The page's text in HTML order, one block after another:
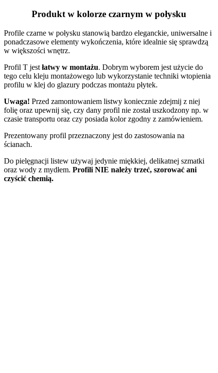
Produkt w kolorze czarnym w połysku
Profile czarne w połysku stanowią bardzo eleganckie, uniwersalne i
ponadczasowe elementy wykończenia, które idealnie się sprawdzą
w większości wnętrz.
Profil T jest łatwy w montażu. Dobrym wyborem jest użycie do
tego celu kleju montażowego lub wykorzystanie techniki wtopienia
profilu w klej do glazury podczas montażu płytek.
Uwaga! Przed zamontowaniem listwy koniecznie zdejmij z niej
folię oraz upewnij się, czy dany profil nie został uszkodzony np. w
czasie transportu oraz czy posiada kolor zgodny z zamówieniem.
Prezentowany profil przeznaczony jest do zastosowania na
ścianach.
Do pielęgnacji listew używaj jedynie miękkiej, delikatnej szmatki
oraz wody z mydłem. Profili NIE należy trzeć, szorować ani
czyścić chemią.